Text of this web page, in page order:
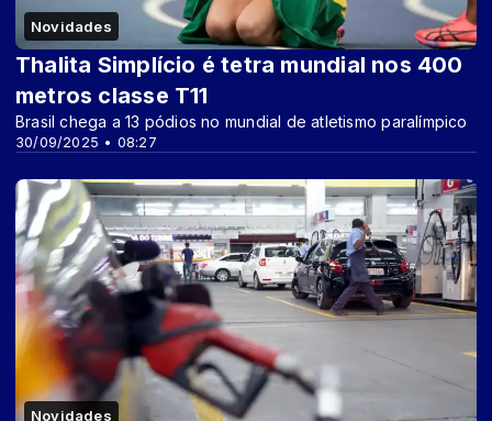
Novidades
30/09/2025 • 08:27
Thalita Simplício é tetra mundial nos 400
metros classe T11
Brasil chega a 13 pódios no mundial de atletismo paralímpico
Novidades